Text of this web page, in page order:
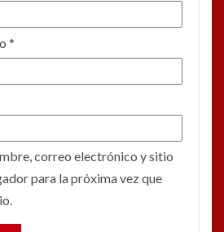
*
correo electrónico y sitio
para la próxima vez que